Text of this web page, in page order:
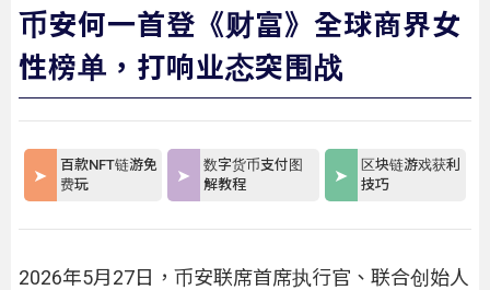
币安何一首登《财富》全球商界女
性榜单，打响业态突围战
百款NFT链游免
费玩
数字货币支付图
解教程
区块链游戏获利
技巧
2026年5月27日，币安联席首席执行官、联合创始人